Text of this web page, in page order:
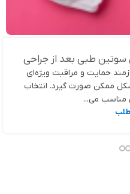
سوتین طبی بعد از جراحی
حمایت و مراقبت ویژه‌ای
ممکن صورت گیرد. انتخاب
می...